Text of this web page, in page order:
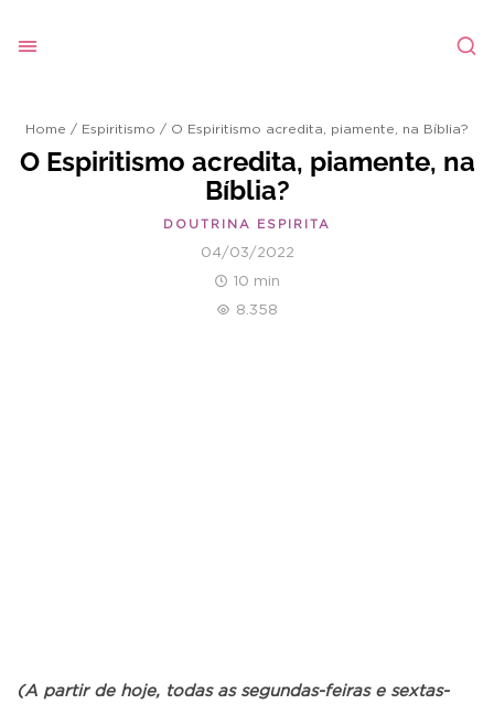
Home / Espiritismo / O Espiritismo acredita, piamente, na Bíblia?
O Espiritismo acredita, piamente, na
Bíblia?
DOUTRINA ESPIRITA
04/03/2022
10 min
8.358
(A partir de hoje, todas as segundas-feiras e sextas-